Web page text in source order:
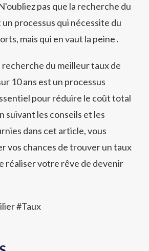
pas que la recherche du
processus qui nécessite du
mais qui en vaut la peine․
recherche du meilleur taux de
10 ans est un processus
pour réduire le coût total
suivant les conseils et les
dans cet article, vous
vos chances de trouver un taux
réaliser votre rêve de devenir
#Taux